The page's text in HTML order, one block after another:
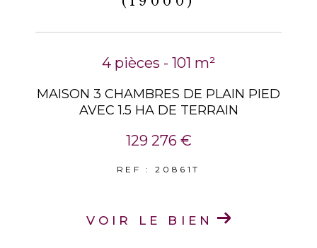
4 pièces - 101 m²
MAISON 3 CHAMBRES DE PLAIN PIED
AVEC 1.5 HA DE TERRAIN
129 276 €
REF : 20861T
VOIR LE BIEN